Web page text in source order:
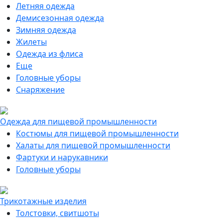
Летняя одежда
Демисезонная одежда
Зимняя одежда
Жилеты
Одежда из флиса
Еще
Головные уборы
Снаряжение
Одежда для пищевой промышленности
Костюмы для пищевой промышленности
Халаты для пищевой промышленности
Фартуки и нарукавники
Головные уборы
Трикотажные изделия
Толстовки, свитшоты